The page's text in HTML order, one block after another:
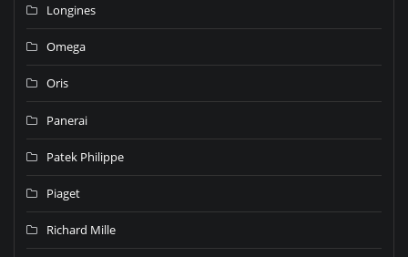
Longines
Omega
Oris
Panerai
Patek Philippe
Piaget
Richard Mille